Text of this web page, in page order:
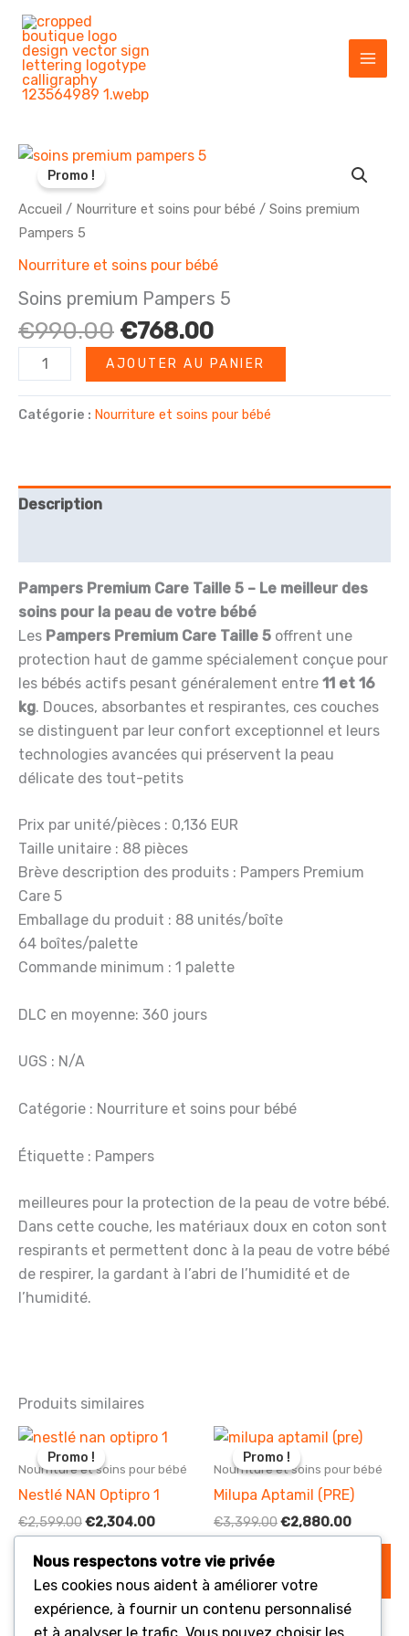
Aller
contenu
Promo !
Accueil / Nourriture et soins pour bébé / Soins premium
Pampers 5
Nourriture et soins pour bébé
Soins premium Pampers 5
€990.00 Le
prix
initial
était :
€990.00.
€768.00Le
prix
actuel
est :
€768.00.
quantité
de
Soins
premium
AJOUTER AU PANIER
Catégorie : Nourriture et soins pour bébé
Description
Pampers Premium Care Taille 5 – Le meilleur des
soins pour la peau de votre bébé
Les Pampers Premium Care Taille 5 offrent une
protection haut de gamme spécialement conçue pour
les bébés actifs pesant généralement entre 11 et 16
kg. Douces, absorbantes et respirantes, ces couches
se distinguent par leur confort exceptionnel et leurs
technologies avancées qui préservent la peau
délicate des tout-petits
Prix par unité/pièces : 0,136 EUR
Taille unitaire : 88 pièces
Brève description des produits : Pampers Premium
Care 5
Emballage du produit : 88 unités/boîte
64 boîtes/palette
Commande minimum : 1 palette
DLC en moyenne: 360 jours
UGS : N/A
Catégorie : Nourriture et soins pour bébé
Étiquette : Pampers
meilleures pour la protection de la peau de votre bébé.
Dans cette couche, les matériaux doux en coton sont
respirants et permettent donc à la peau de votre bébé
de respirer, la gardant à l’abri de l’humidité et de
l’humidité.
Produits similaires
Promo !
Promo !
Nourriture et soins pour bébé
Nestlé NAN Optipro 1
€2,599.00Le
prix
initial
était :
€2,599.00.
€2,304.00Le
prix
actuel
est :
€2,304.00.
AJOUTER AU
PANIER
Promo !
Promo !
Nourriture et soins pour bébé
Milupa Aptamil (PRE)
€3,399.00Le
prix
€3,399.00.
€2,880.00Le
prix
AJOUTER AU
PANIER
Nous respectons votre vie privée
Les cookies nous aident à améliorer votre
expérience, à fournir un contenu personnalisé